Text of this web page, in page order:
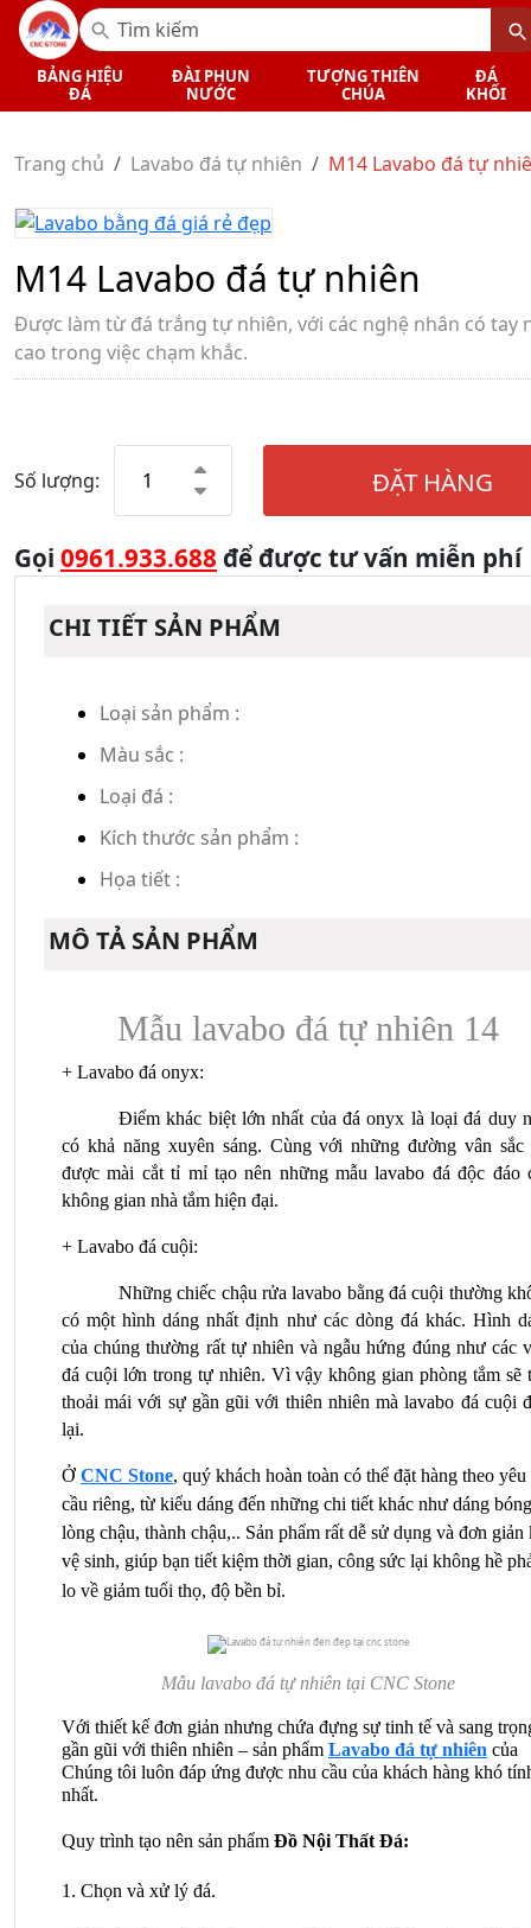
BẢNG HIỆU
ĐÁ
ĐÀI PHUN
NƯỚC
TƯỢNG THIÊN
CHÚA
ĐÁ
KHỐI
Trang chủ Lavabo đá tự nhiên M14 Lavabo đá tự
M14 Lavabo đá tự nhiên
Được làm từ đá trắng tự nhiên, với các nghệ nhân có tay
cao trong việc chạm khắc.
Số lượng: ĐẶT HÀNG
Gọi 0961.933.688 để được tư vấn miễn phí
CHI TIẾT SẢN PHẨM
Loại sản phẩm :
Màu sắc :
Loại đá :
Kích thước sản phẩm :
Họa tiết :
MÔ TẢ SẢN PHẨM
Mẫu lavabo đá tự nhiên 14
+ Lavabo đá onyx:
Điểm khác biệt lớn nhất của đá onyx là loại đá duy
có khả năng xuyên sáng. Cùng với những đường vân sắc
được mài cắt tỉ mỉ tạo nên những mẫu lavabo đá độc đáo
không gian nhà tắm hiện đại.
+ Lavabo đá cuội:
Những chiếc chậu rửa lavabo bằng đá cuội thường
có một hình dáng nhất định như các dòng đá khác. Hình
của chúng thường rất tự nhiên và ngẫu hứng đúng như các
đá cuội lớn trong tự nhiên. Vì vậy không gian phòng tắm sẽ
thoải mái với sự gần gũi với thiên nhiên mà lavabo đá cuội
lại.
Ở CNC Stone, quý khách hoàn toàn có thể đặt hàng theo yêu
cầu riêng, từ kiểu dáng đến những chi tiết khác như dáng bóng
lòng chậu, thành chậu,.. Sản phẩm rất dễ sử dụng và đơn giản
vệ sinh, giúp bạn tiết kiệm thời gian, công sức lại không hề
lo về giảm tuổi thọ, độ bền bỉ.
Mẫu lavabo đá tự nhiên tại CNC Stone
Với thiết kế đơn giản nhưng chứa đựng sự tinh tế và sang
gần gũi với thiên nhiên – sản phẩm Lavabo đá tự nhiên của
Chúng tôi luôn đáp ứng được nhu cầu của khách hàng khó
nhất.
Quy trình tạo nên sản phẩm Đồ Nội Thất Đá:
1. Chọn và xử lý đá.